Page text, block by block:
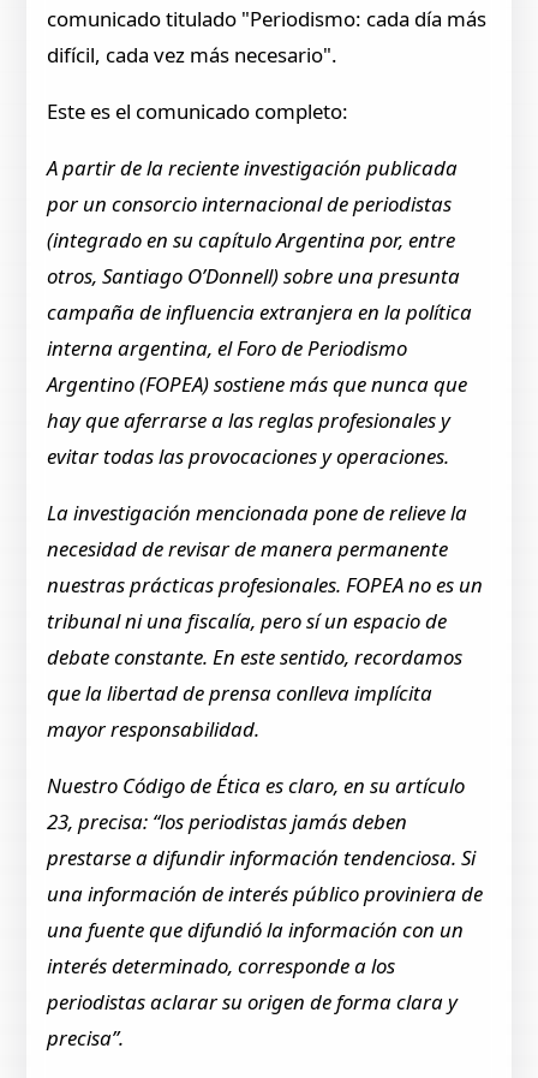
comunicado titulado "Periodismo: cada día más
difícil, cada vez más necesario".
Este es el comunicado completo:
A partir de la reciente investigación publicada
por un consorcio internacional de periodistas
(integrado en su capítulo Argentina por, entre
otros, Santiago O’Donnell) sobre una presunta
campaña de influencia extranjera en la política
interna argentina, el Foro de Periodismo
Argentino (FOPEA) sostiene más que nunca que
hay que aferrarse a las reglas profesionales y
evitar todas las provocaciones y operaciones.
La investigación mencionada pone de relieve la
necesidad de revisar de manera permanente
nuestras prácticas profesionales. FOPEA no es un
tribunal ni una fiscalía, pero sí un espacio de
debate constante. En este sentido, recordamos
que la libertad de prensa conlleva implícita
mayor responsabilidad.
Nuestro Código de Ética es claro, en su artículo
23, precisa: “los periodistas jamás deben
prestarse a difundir información tendenciosa. Si
una información de interés público proviniera de
una fuente que difundió la información con un
interés determinado, corresponde a los
periodistas aclarar su origen de forma clara y
precisa”.